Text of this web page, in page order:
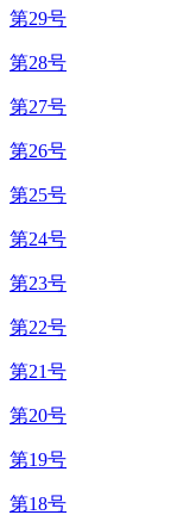
第29号
第28号
第27号
第26号
第25号
第24号
第23号
第22号
第21号
第20号
第19号
第18号